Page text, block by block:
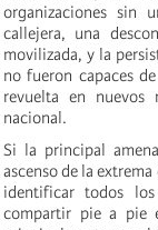
organizaciones sin
callejera, una
movilizada, y la
no fueron capaces
revuelta en nuevos
nacional.
Si la principal
ascenso de la
identificar todos
compartir pie a pie